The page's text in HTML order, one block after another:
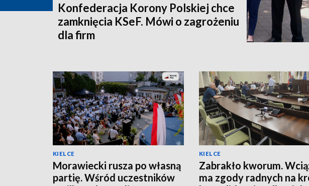
Konfederacja Korony Polskiej chce
zamknięcia KSeF. Mówi o zagrożeniu
dla firm
KIELCE
Morawiecki rusza po własną
partię. Wśród uczestników
KIELCE
Zabrakło kworum.
ma zgody radnych na